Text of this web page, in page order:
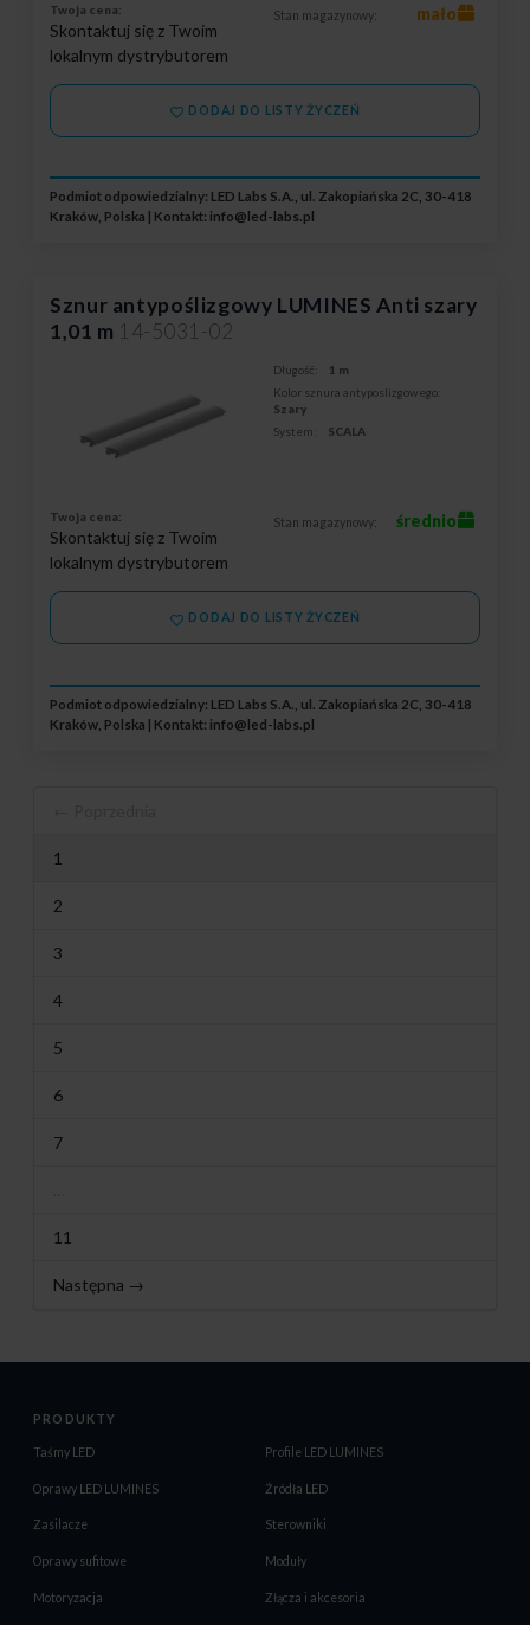
Twoja cena:
Skontaktuj się z Twoim
lokalnym dystrybutorem
Stan magazynowy: mało
DODAJ DO LISTY ŻYCZEŃ
Podmiot odpowiedzialny: LED Labs S.A., ul. Zakopiańska 2C, 30-418
Kraków, Polska | Kontakt: info@led-labs.pl
Sznur antypoślizgowy LUMINES Anti szary
1,01 m 14-5031-02
Długość:
1 m
Kolor sznura antyposlizgowego:
Szary
System:
SCALA
Twoja cena:
Skontaktuj się z Twoim
lokalnym dystrybutorem
Stan magazynowy: średnio
DODAJ DO LISTY ŻYCZEŃ
Podmiot odpowiedzialny: LED Labs S.A., ul. Zakopiańska 2C, 30-418
Kraków, Polska | Kontakt: info@led-labs.pl
1
2
3
4
5
6
7
11
Następna →
PRODUKTY
Taśmy LED Profile LED LUMINES
Oprawy LED LUMINES Źródła LED
Zasilacze Sterowniki
Oprawy sufitowe Moduły
Motoryzacja Złącza i akcesoria